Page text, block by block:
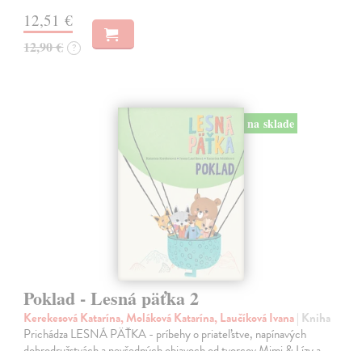
12,51 €
12,90 € ?
na sklade
Poklad - Lesná päťka 2
Kerekesová Katarína, Moláková Katarína, Laučíková Ivana| Kniha
Prichádza LESNÁ PÄŤKA - príbehy o priateľstve, napínavých